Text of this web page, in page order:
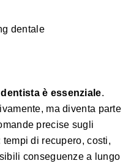
dentale
è essenziale.
ma diventa parte
precise sugli
di recupero, costi,
conseguenze a lungo